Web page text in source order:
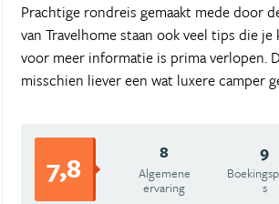
Prachtige rondreis gemaakt mede door
van Travelhome staan ook veel tips die
voor meer informatie is prima verlopen.
misschien liever een wat luxere camper
7,8 8
Algemene
ervaring
9
s